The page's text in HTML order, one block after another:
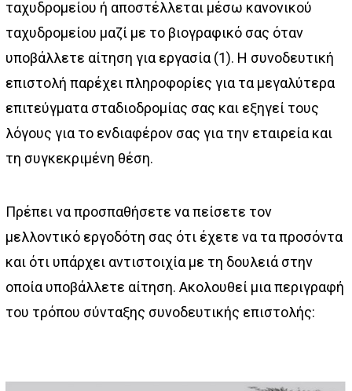
ταχυδρομείου ή αποστέλλεται μέσω κανονικού
ταχυδρομείου μαζί με το βιογραφικό σας όταν
υποβάλλετε αίτηση για εργασία (1). Η συνοδευτική
επιστολή παρέχει πληροφορίες για τα μεγαλύτερα
επιτεύγματα σταδιοδρομίας σας και εξηγεί τους
λόγους για το ενδιαφέρον σας για την εταιρεία και
τη συγκεκριμένη θέση.
Πρέπει να προσπαθήσετε να πείσετε τον
μελλοντικό εργοδότη σας ότι έχετε να τα προσόντα
και ότι υπάρχει αντιστοιχία με τη δουλειά στην
οποία υποβάλλετε αίτηση. Ακολουθεί μια περιγραφή
του τρόπου σύνταξης συνοδευτικής επιστολής: